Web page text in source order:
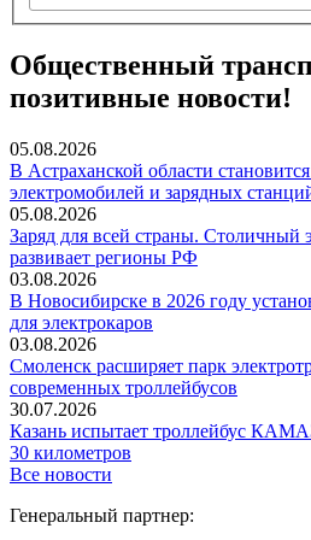
Общественный
позитивные новости!
05.08.2026
В Астраханской области
электромобилей и зарядных
05.08.2026
Заряд для всей страны. Столичный
развивает регионы РФ
03.08.2026
В Новосибирске в 2026 году
для электрокаров
03.08.2026
Смоленск расширяет парк
современных троллейбусов
30.07.2026
Казань испытает троллейбус
30 километров
Все новости
Генеральный партнер: